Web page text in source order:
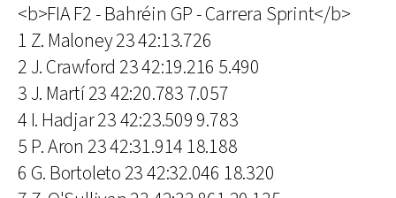
<b>FIA F2 - Bahréin GP - Carrera Sprint</b>
1 Z. Maloney 23 42:13.726
2 J. Crawford 23 42:19.216 5.490
3 J. Martí 23 42:20.783 7.057
4 I. Hadjar 23 42:23.509 9.783
5 P. Aron 23 42:31.914 18.188
6 G. Bortoleto 23 42:32.046 18.320